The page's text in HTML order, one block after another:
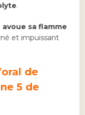
.
avoue sa flamme
et impuissant
de
5 de